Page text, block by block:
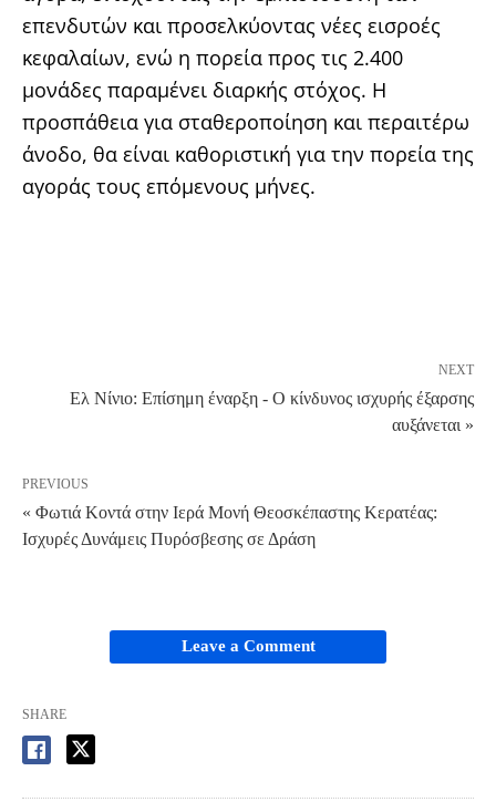
επενδυτών και προσελκύοντας νέες εισροές
κεφαλαίων, ενώ η πορεία προς τις 2.400
μονάδες παραμένει διαρκής στόχος. Η
προσπάθεια για σταθεροποίηση και περαιτέρω
άνοδο, θα είναι καθοριστική για την πορεία της
αγοράς τους επόμενους μήνες.
NEXT
Ελ Νίνιο: Επίσημη έναρξη - Ο κίνδυνος ισχυρής έξαρσης
αυξάνεται »
PREVIOUS
« Φωτιά Κοντά στην Ιερά Μονή Θεοσκέπαστης Κερατέας:
Ισχυρές Δυνάμεις Πυρόσβεσης σε Δράση
Leave a Comment
SHARE